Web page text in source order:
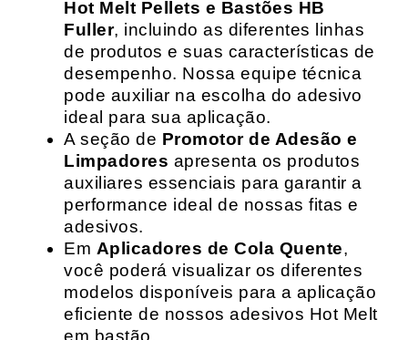
Hot Melt Pellets e Bastões HB
Fuller, incluindo as diferentes linhas
de produtos e suas características de
desempenho. Nossa equipe técnica
pode auxiliar na escolha do adesivo
ideal para sua aplicação.
A seção de Promotor de Adesão e
Limpadores apresenta os produtos
auxiliares essenciais para garantir a
performance ideal de nossas fitas e
adesivos.
Em Aplicadores de Cola Quente,
você poderá visualizar os diferentes
modelos disponíveis para a aplicação
eficiente de nossos adesivos Hot Melt
em bastão.